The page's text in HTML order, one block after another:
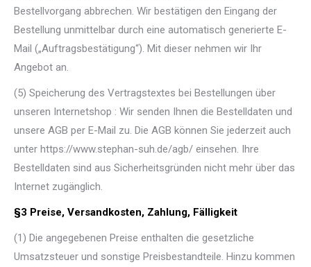
Bestellvorgang abbrechen. Wir bestätigen den Eingang der
Bestellung unmittelbar durch eine automatisch generierte E-
Mail („Auftragsbestätigung“). Mit dieser nehmen wir Ihr
Angebot an.
(5) Speicherung des Vertragstextes bei Bestellungen über
unseren Internetshop : Wir senden Ihnen die Bestelldaten und
unsere AGB per E-Mail zu. Die AGB können Sie jederzeit auch
unter https://www.stephan-suh.de/agb/ einsehen. Ihre
Bestelldaten sind aus Sicherheitsgründen nicht mehr über das
Internet zugänglich.
§3 Preise, Versandkosten, Zahlung, Fälligkeit
(1) Die angegebenen Preise enthalten die gesetzliche
Umsatzsteuer und sonstige Preisbestandteile. Hinzu kommen